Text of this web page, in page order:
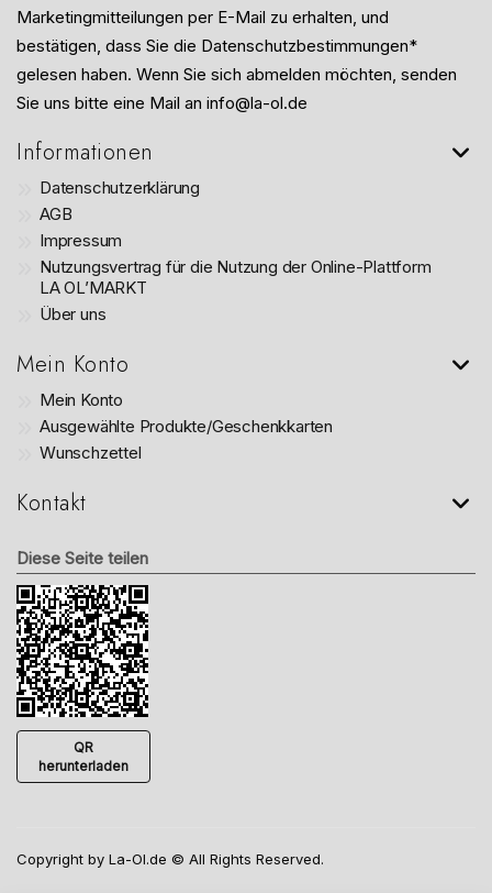
Marketingmitteilungen per E-Mail zu erhalten, und
bestätigen, dass Sie die Datenschutzbestimmungen*
gelesen haben. Wenn Sie sich abmelden möchten, senden
Sie uns bitte eine Mail an info@la-ol.de
Informationen
Datenschutzerklärung
AGB
Impressum
Nutzungsvertrag für die Nutzung der Online-Plattform
LA OL’MARKT
Über uns
Mein Konto
Mein Konto
Ausgewählte Produkte/Geschenkkarten
Wunschzettel
Kontakt
Diese Seite teilen
QR
herunterladen
Copyright by La-Ol.de © All Rights Reserved.